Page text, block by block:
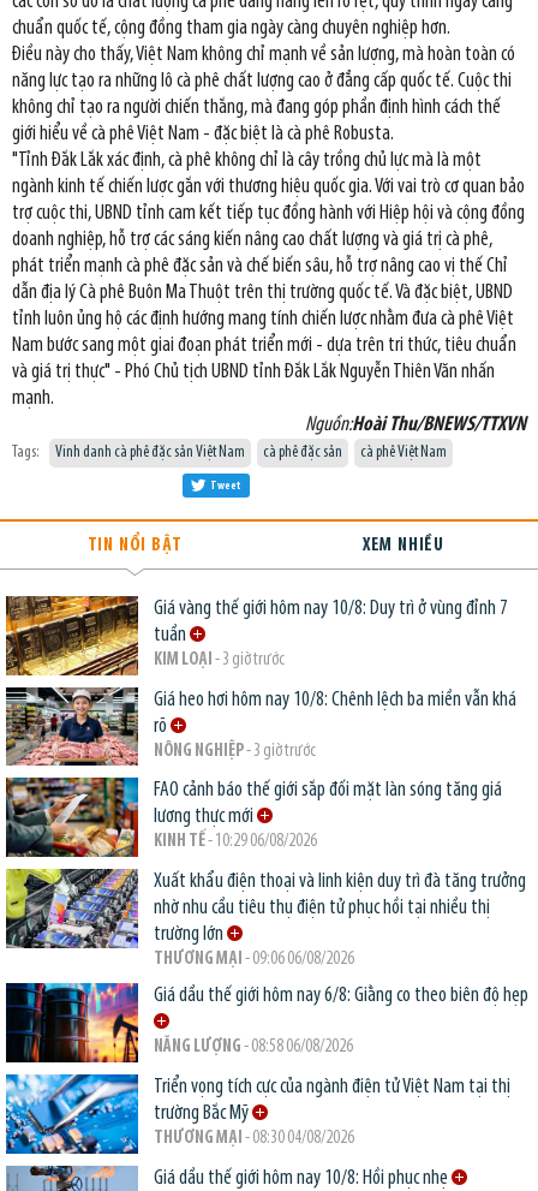
chuẩn quốc tế, cộng đồng tham gia ngày càng chuyên nghiệp hơn.
Điều này cho thấy, Việt Nam không chỉ mạnh về sản lượng, mà hoàn toàn có
năng lực tạo ra những lô cà phê chất lượng cao ở đẳng cấp quốc tế. Cuộc thi
không chỉ tạo ra người chiến thắng, mà đang góp phần định hình cách thế
giới hiểu về cà phê Việt Nam - đặc biệt là cà phê Robusta.
"Tỉnh Đắk Lắk xác định, cà phê không chỉ là cây trồng chủ lực mà là một
ngành kinh tế chiến lược gắn với thương hiệu quốc gia. Với vai trò cơ quan bảo
trợ cuộc thi, UBND tỉnh cam kết tiếp tục đồng hành với Hiệp hội và cộng đồng
doanh nghiệp, hỗ trợ các sáng kiến nâng cao chất lượng và giá trị cà phê,
phát triển mạnh cà phê đặc sản và chế biến sâu, hỗ trợ nâng cao vị thế Chỉ
dẫn địa lý Cà phê Buôn Ma Thuột trên thị trường quốc tế. Và đặc biệt, UBND
tỉnh luôn ủng hộ các định hướng mang tính chiến lược nhằm đưa cà phê Việt
Nam bước sang một giai đoạn phát triển mới - dựa trên tri thức, tiêu chuẩn
và giá trị thực" - Phó Chủ tịch UBND tỉnh Đắk Lắk Nguyễn Thiên Văn nhấn
mạnh.
Nguồn:Hoài Thu/BNEWS/TTXVN
Tags: Vinh danh cà phê đặc sản Việt Nam cà phê đặc sản cà phê Việt Nam
Tweet
TIN NỔI BẬT XEM NHIỀU
Giá vàng thế giới hôm nay 10/8: Duy trì ở vùng đỉnh 7
tuần
KIM LOẠI - 3 giờ trước
Giá heo hơi hôm nay 10/8: Chênh lệch ba miền vẫn khá
rõ
NÔNG NGHIỆP- 3 giờ trước
FAO cảnh báo thế giới sắp đối mặt làn sóng tăng giá
lương thực mới
KINH TẾ- 10:29 06/08/2026
Xuất khẩu điện thoại và linh kiện duy trì đà tăng trưởng
nhờ nhu cầu tiêu thụ điện tử phục hồi tại nhiều thị
trường lớn
THƯƠNG MẠI - 09:06 06/08/2026
Giá dầu thế giới hôm nay 6/8: Giằng co theo biên độ hẹp
NĂNG LƯỢNG - 08:58 06/08/2026
Triển vọng tích cực của ngành điện tử Việt Nam tại thị
trường Bắc Mỹ
THƯƠNG MẠI - 08:30 04/08/2026
Giá dầu thế giới hôm nay 10/8: Hồi phục nhẹ